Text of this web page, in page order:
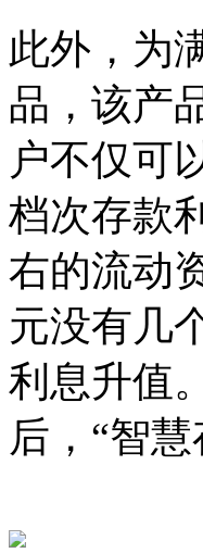
此外，为
品，该产
户不仅可
档次存款
右的流动
元没有几
利息升值
后，“智